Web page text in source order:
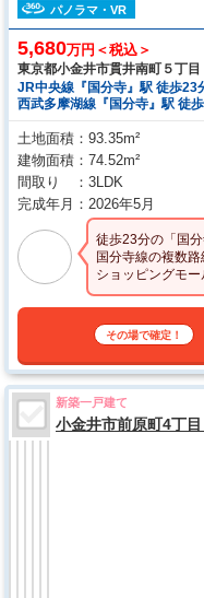
パノラマ・VR
5,680万円＜税込＞
東京都小金井市貫井南町５丁目
JR中央線『国分寺』駅 徒歩23
西武多摩湖線『国分寺』駅 徒
土地面積
93.35m²
建物面積
74.52m²
間取り
3LDK
完成年月
2026年5月
徒歩23分の「国
国分寺線の複数
ショッピングモー
す。お気軽にお
その場で確定！
新築一戸建て
小金井市前原町4丁